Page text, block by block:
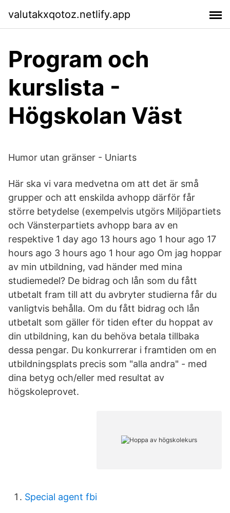
valutakxqotoz.netlify.app
Program och
kurslista -
Högskolan Väst
Humor utan gränser - Uniarts
Här ska vi vara medvetna om att det är små
grupper och att enskilda avhopp därför får
större betydelse (exempelvis utgörs Miljöpartiets
och Vänsterpartiets avhopp bara av en
respektive 1 day ago 13 hours ago 1 hour ago 17
hours ago 3 hours ago 1 hour ago Om jag hoppar
av min utbildning, vad händer med mina
studiemedel? De bidrag och lån som du fått
utbetalt fram till att du avbryter studierna får du
vanligtvis behålla. Om du fått bidrag och lån
utbetalt som gäller för tiden efter du hoppat av
din utbildning, kan du behöva betala tillbaka
dessa pengar. Du konkurrerar i framtiden om en
utbildningsplats precis som "alla andra" - med
dina betyg och/eller med resultat av
högskoleprovet.
Special agent fbi